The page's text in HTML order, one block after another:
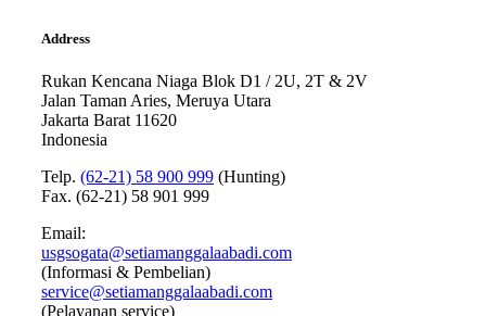
Address
Rukan Kencana Niaga Blok D1 / 2U, 2T & 2V
Jalan Taman Aries, Meruya Utara
Jakarta Barat 11620
Indonesia
Telp. (62-21) 58 900 999 (Hunting)
Fax. (62-21) 58 901 999
Email:
usgsogata@setiamanggalaabadi.com
(Informasi & Pembelian)
service@setiamanggalaabadi.com
(Pelayanan service)